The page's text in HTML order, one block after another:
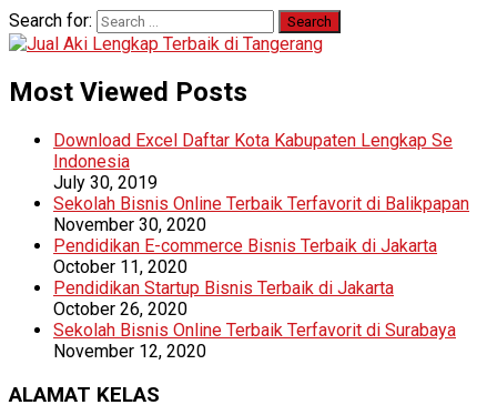
Search for:
Most Viewed Posts
Download Excel Daftar Kota Kabupaten Lengkap Se
Indonesia
July 30, 2019
Sekolah Bisnis Online Terbaik Terfavorit di Balikpapan
November 30, 2020
Pendidikan E-commerce Bisnis Terbaik di Jakarta
October 11, 2020
Pendidikan Startup Bisnis Terbaik di Jakarta
October 26, 2020
Sekolah Bisnis Online Terbaik Terfavorit di Surabaya
November 12, 2020
ALAMAT KELAS